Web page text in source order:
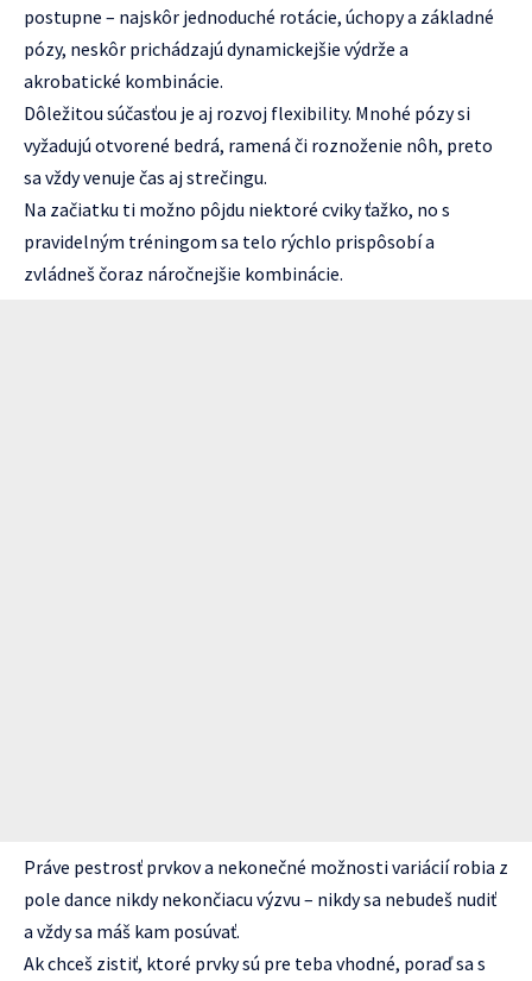
postupne – najskôr jednoduché rotácie, úchopy a základné
pózy, neskôr prichádzajú dynamickejšie výdrže a
akrobatické kombinácie.
Dôležitou súčasťou je aj rozvoj flexibility. Mnohé pózy si
vyžadujú otvorené bedrá, ramená či roznoženie nôh, preto
sa vždy venuje čas aj strečingu.
Na začiatku ti možno pôjdu niektoré cviky ťažko, no s
pravidelným tréningom sa telo rýchlo prispôsobí a
zvládneš čoraz náročnejšie kombinácie.
Práve pestrosť prvkov a nekonečné možnosti variácií robia z
pole dance nikdy nekončiacu výzvu – nikdy sa nebudeš nudiť
a vždy sa máš kam posúvať.
Ak chceš zistiť, ktoré prvky sú pre teba vhodné, poraď sa s